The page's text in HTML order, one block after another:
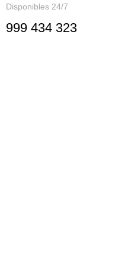
Disponibles 24/7
999 434 323